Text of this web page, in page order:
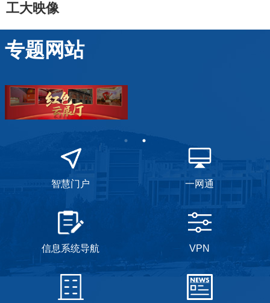
工大映像
专题网站
智慧门户 一网通
信息系统导航 VPN